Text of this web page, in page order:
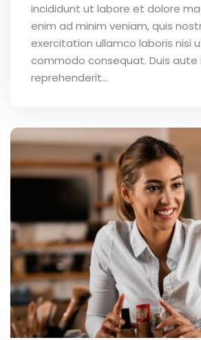
incididunt ut labore et dolore
enim ad minim veniam, quis
exercitation ullamco laboris nisi
commodo consequat. Duis aute
reprehenderit...